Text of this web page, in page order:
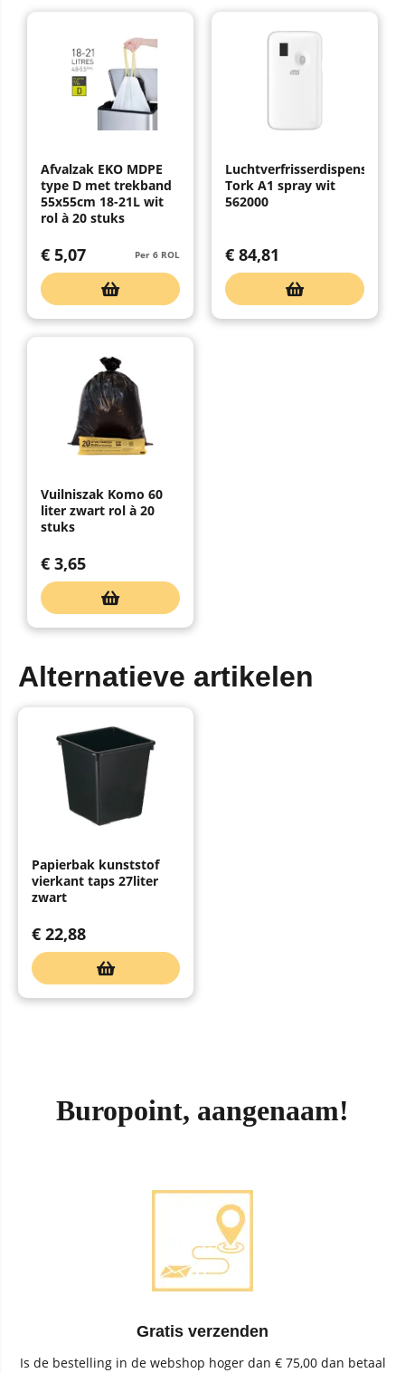
Afvalzak EKO MDPE
type D met trekband
55x55cm 18-21L wit
rol à 20 stuks
Per 6 ROL
€ 5,07
Luchtverfrisserdispenser
Tork A1 spray wit
562000
€ 84,81
Vuilniszak Komo 60
liter zwart rol à 20
stuks
€ 3,65
Alternatieve artikelen
Papierbak kunststof
vierkant taps 27liter
zwart
€ 22,88
Buropoint, aangenaam!
Gratis verzenden
Is de bestelling in de webshop hoger dan € 75,00 dan betaal